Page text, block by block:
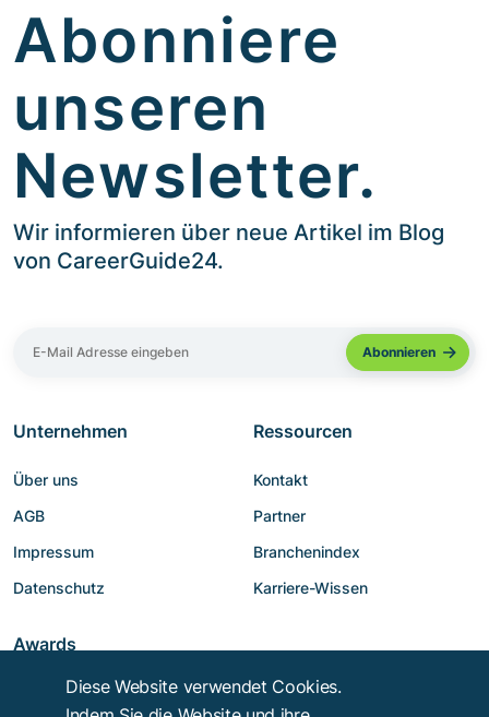
Abonniere
unseren
Newsletter.
Wir informieren über neue Artikel im Blog
von CareerGuide24.
Unternehmen
Über uns
AGB
Impressum
Datenschutz
Ressourcen
Kontakt
Partner
Branchenindex
Karriere-Wissen
Awards
Diese Website verwendet Cookies.